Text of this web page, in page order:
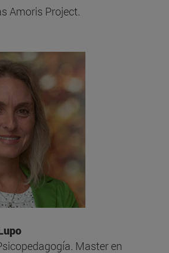
Amoris Project.
Master en